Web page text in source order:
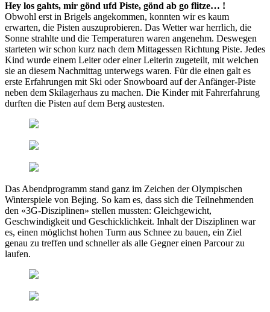
Hey los gahts, mir gönd ufd Piste, gönd ab go flitze… !
Obwohl erst in Brigels angekommen, konnten wir es kaum
erwarten, die Pisten auszuprobieren. Das Wetter war herrlich, die
Sonne strahlte und die Temperaturen waren angenehm. Deswegen
starteten wir schon kurz nach dem Mittagessen Richtung Piste. Jedes
Kind wurde einem Leiter oder einer Leiterin zugeteilt, mit welchen
sie an diesem Nachmittag unterwegs waren. Für die einen galt es
erste Erfahrungen mit Ski oder Snowboard auf der Anfänger-Piste
neben dem Skilagerhaus zu machen. Die Kinder mit Fahrerfahrung
durften die Pisten auf dem Berg austesten.
Das Abendprogramm stand ganz im Zeichen der Olympischen
Winterspiele von Bejing. So kam es, dass sich die Teilnehmenden
den «3G-Disziplinen» stellen mussten: Gleichgewicht,
Geschwindigkeit und Geschicklichkeit. Inhalt der Disziplinen war
es, einen möglichst hohen Turm aus Schnee zu bauen, ein Ziel
genau zu treffen und schneller als alle Gegner einen Parcour zu
laufen.